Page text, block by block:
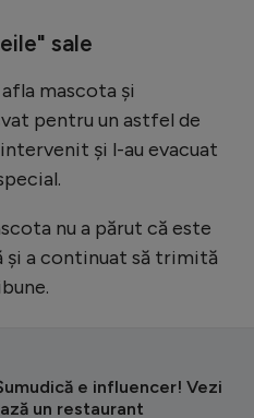
sale
mascota și
pentru un astfel de
și l-au evacuat
nu a părut că este
și a continuat să trimită
e influencer! Vezi
un restaurant